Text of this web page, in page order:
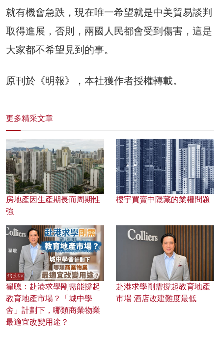
就有機會急跌，現在唯一希望就是中美貿易談判
取得進展，否則，兩國人民都會受到傷害，這是
大家都不希望見到的事。
原刊於《明報》，本社獲作者授權轉載。
更多精采文章
房地產因生產期長而周期性
強
樓宇買賣中隱藏的業權問題
翟聰：赴港求學剛需能撐起
教育地產市場？「城中學
舍」計劃下，哪類商業物業
最適宜改變用途？
赴港求學剛需撐起教育地產
市場 酒店改建難度最低